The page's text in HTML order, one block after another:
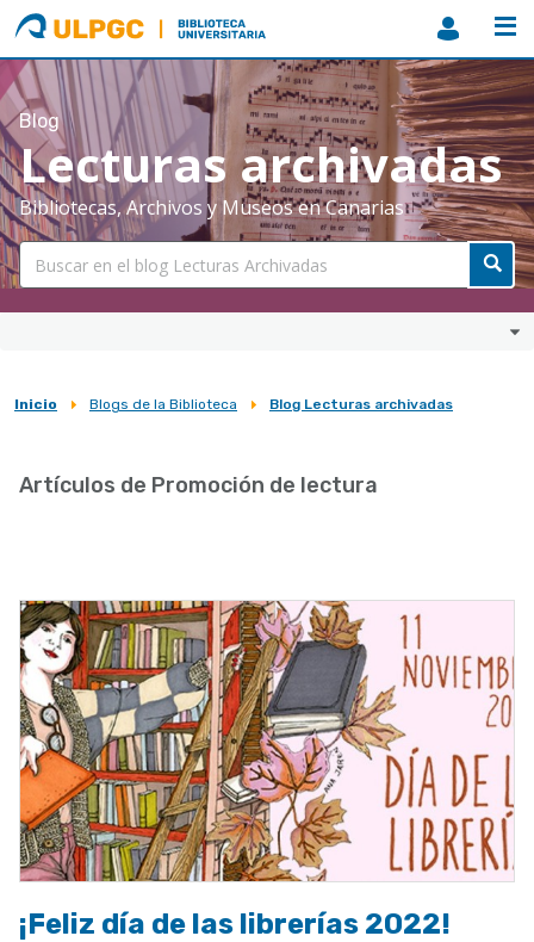
ULPGC
Biblioteca
ULPGC
Blog
Lecturas archivadas
Bibliotecas, Archivos y Museos en Canarias
Sobrescribir
de
la
navegación
Inicio Blogs de la Biblioteca Blog Lecturas archivadas
Artículos de Promoción de lectura
¡Feliz día de las librerías 2022!